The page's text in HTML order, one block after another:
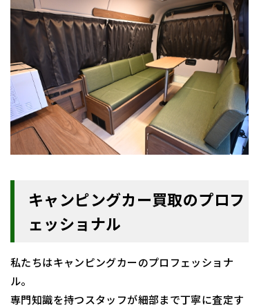
キャンピングカー買取のプロフ
ェッショナル
私たちはキャンピングカーのプロフェッショナ
ル。
専門知識を持つスタッフが細部まで丁寧に査定す